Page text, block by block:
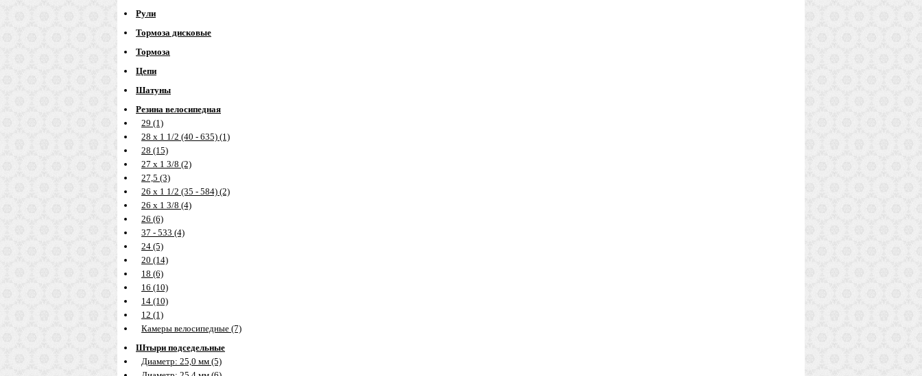
Рули
Тормоза дисковые
Тормоза
Цепи
Шатуны
Резина велосипедная
29 (1)
28 х 1 1/2 (40 - 635) (1)
28 (15)
27 х 1 3/8 (2)
27,5 (3)
26 х 1 1/2 (35 - 584) (2)
26 х 1 3/8 (4)
26 (6)
37 - 533 (4)
24 (5)
20 (14)
18 (6)
16 (10)
14 (10)
12 (1)
Камеры велосипедные (7)
Штыри подседельные
Диаметр: 25,0 мм (5)